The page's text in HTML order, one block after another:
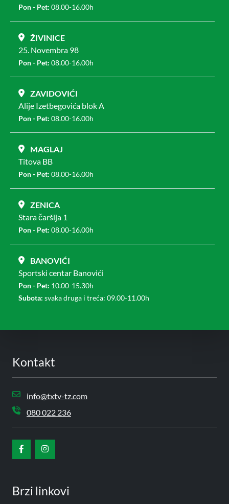
Pon - Pet: 08.00-16.00h
ŽIVINICE
25. Novembra 98
Pon - Pet: 08.00-16.00h
ZAVIDOVIĆI
Alije Izetbegovića blok A
Pon - Pet: 08.00-16.00h
MAGLAJ
Titova BB
Pon - Pet: 08.00-16.00h
ZENICA
Stara čaršija 1
Pon - Pet: 08.00-16.00h
BANOVIĆI
Sportski centar Banovići
Pon - Pet: 10.00-15.30h
Subota: svaka druga i treća: 09.00-11.00h
Kontakt
info@txtv-tz.com
080 022 236
Brzi linkovi